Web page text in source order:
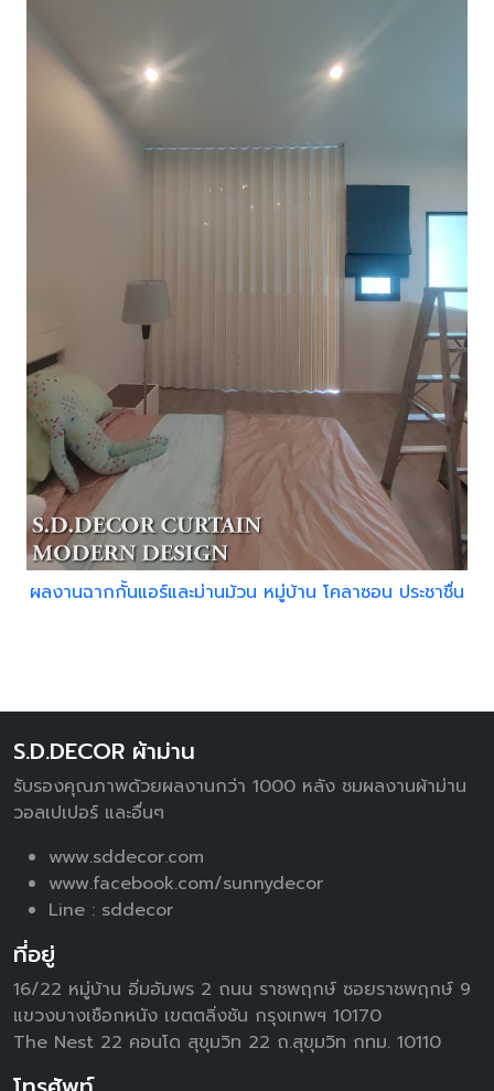
ผลงานฉากกั้นแอร์และม่านม้วน หมู่บ้าน โคลาซอน ประชาชื่น
S.D.DECOR ผ้าม่าน
รับรองคุณภาพด้วยผลงานกว่า 1000 หลัง ชมผลงานผ้าม่าน
วอลเปเปอร์ และอื่นๆ
www.sddecor.com
www.facebook.com/sunnydecor
Line : sddecor
ที่อยู่
16/22 หมู่บ้าน อิ่มอัมพร 2 ถนน ราชพฤกษ์ ซอยราชพฤกษ์ 9
แขวงบางเชือกหนัง เขตตลิ่งชัน กรุงเทพฯ 10170
The Nest 22 คอนโด สุขุมวิท 22 ถ.สุขุมวิท กทม. 10110